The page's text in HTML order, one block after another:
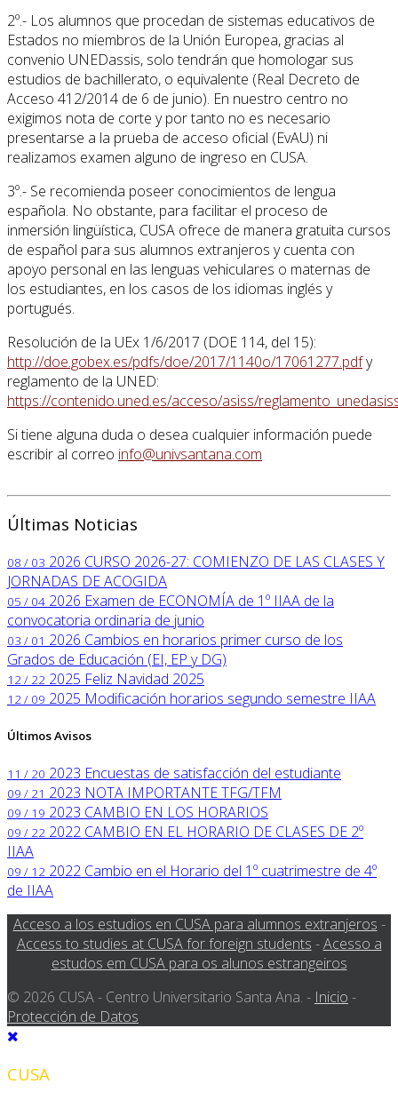
2º.- Los alumnos que procedan de sistemas educativos de
Estados no miembros de la Unión Europea, gracias al
convenio UNEDassis, solo tendrán que homologar sus
estudios de bachillerato, o equivalente (Real Decreto de
Acceso 412/2014 de 6 de junio). En nuestro centro no
exigimos nota de corte y por tanto no es necesario
presentarse a la prueba de acceso oficial (EvAU) ni
realizamos examen alguno de ingreso en CUSA.
3º.- Se recomienda poseer conocimientos de lengua
española. No obstante, para facilitar el proceso de
inmersión lingüística, CUSA ofrece de manera gratuita cursos
de español para sus alumnos extranjeros y cuenta con
apoyo personal en las lenguas vehiculares o maternas de
los estudiantes, en los casos de los idiomas inglés y
portugués.
Resolución de la UEx 1/6/2017 (DOE 114, del 15):
http://doe.gobex.es/pdfs/doe/2017/1140o/17061277.pdfy
reglamento de la UNED:
https://contenido.uned.es/acceso/asiss/
Si tiene alguna duda o desea cualquier información puede
escribir al correo info@univsantana.com
Últimas Noticias
08 / 03 2026 CURSO 2026-27: COMIENZO DE LAS CLASES Y
JORNADAS DE ACOGIDA
05 / 04 2026 Examen de ECONOMÍA de 1º IIAA de la
convocatoria ordinaria de junio
03 / 01 2026 Cambios en horarios primer curso de los
Grados de Educación (EI, EP y DG)
12 / 22 2025 Feliz Navidad 2025
12 / 09 2025 Modificación horarios segundo semestre IIAA
Últimos Avisos
11 / 20 2023 Encuestas de satisfacción del estudiante
09 / 21 2023 NOTA IMPORTANTE TFG/TFM
09 / 19 2023 CAMBIO EN LOS HORARIOS
09 / 22 2022 CAMBIO EN EL HORARIO DE CLASES DE 2º
IIAA
09 / 12 2022 Cambio en el Horario del 1º cuatrimestre de 4º
de IIAA
Acceso a los estudios en CUSA para alumnos extranjeros -
Access to studies at CUSA for foreign students -Acesso a
estudos em CUSA para os alunos estrangeiros
© 2026 CUSA - Centro Universitario Santa Ana. - Inicio -
Protección de Datos
CUSA